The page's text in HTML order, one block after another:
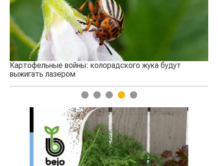
Картофельные войны: колорадского жука будут
выжигать лазером
1 2 3 4 5